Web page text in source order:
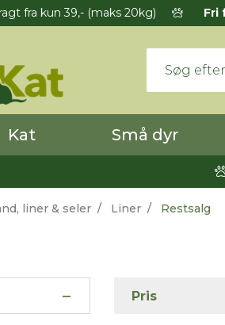
fra kun 39,- (maks 20kg) Fri
Kat Små dyr
liner & seler Liner Restsalg
Pris